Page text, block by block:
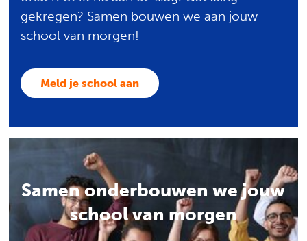
gekregen? Samen bouwen we aan jouw
school van morgen!
Meld je school aan
Samen onderbouwen we jouw
school van morgen